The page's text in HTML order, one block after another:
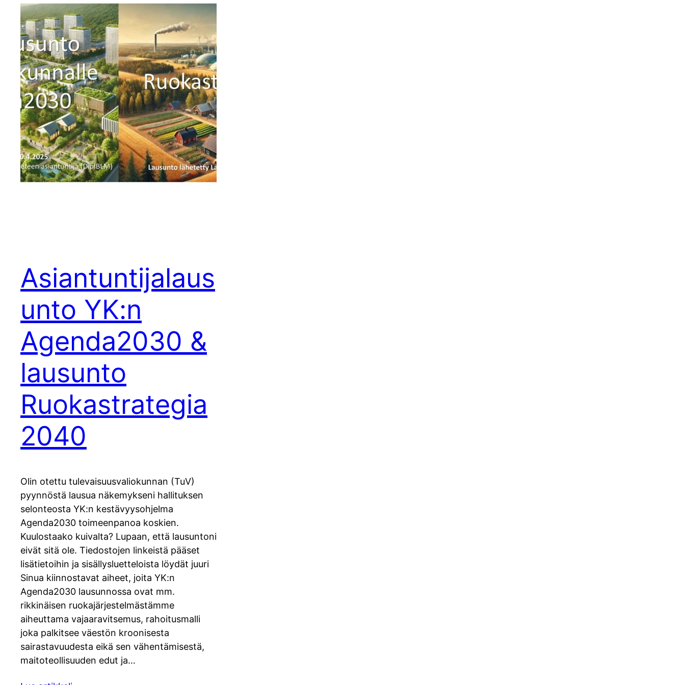
Asiantuntijalaus
unto YK:n
Agenda2030 &
lausunto
Ruokastrategia
2040
Olin otettu tulevaisuusvaliokunnan (TuV)
pyynnöstä lausua näkemykseni hallituksen
selonteosta YK:n kestävyysohjelma
Agenda2030 toimeenpanoa koskien.
Kuulostaako kuivalta? Lupaan, että lausuntoni
eivät sitä ole. Tiedostojen linkeistä pääset
lisätietoihin ja sisällysluetteloista löydät juuri
Sinua kiinnostavat aiheet, joita YK:n
Agenda2030 lausunnossa ovat mm.
rikkinäisen ruokajärjestelmästämme
aiheuttama vajaaravitsemus, rahoitusmalli
joka palkitsee väestön kroonisesta
sairastavuudesta eikä sen vähentämisestä,
maitoteollisuuden edut ja…